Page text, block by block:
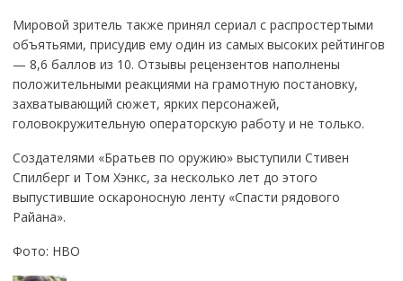
Мировой зритель также принял сериал с распростертыми
объятьями, присудив ему один из самых высоких рейтингов
— 8,6 баллов из 10. Отзывы рецензентов наполнены
положительными реакциями на грамотную постановку,
захватывающий сюжет, ярких персонажей,
головокружительную операторскую работу и не только.
Создателями «Братьев по оружию» выступили Стивен
Спилберг и Том Хэнкс, за несколько лет до этого
выпустившие оскароносную ленту «Спасти рядового
Райана».
Фото: HBO